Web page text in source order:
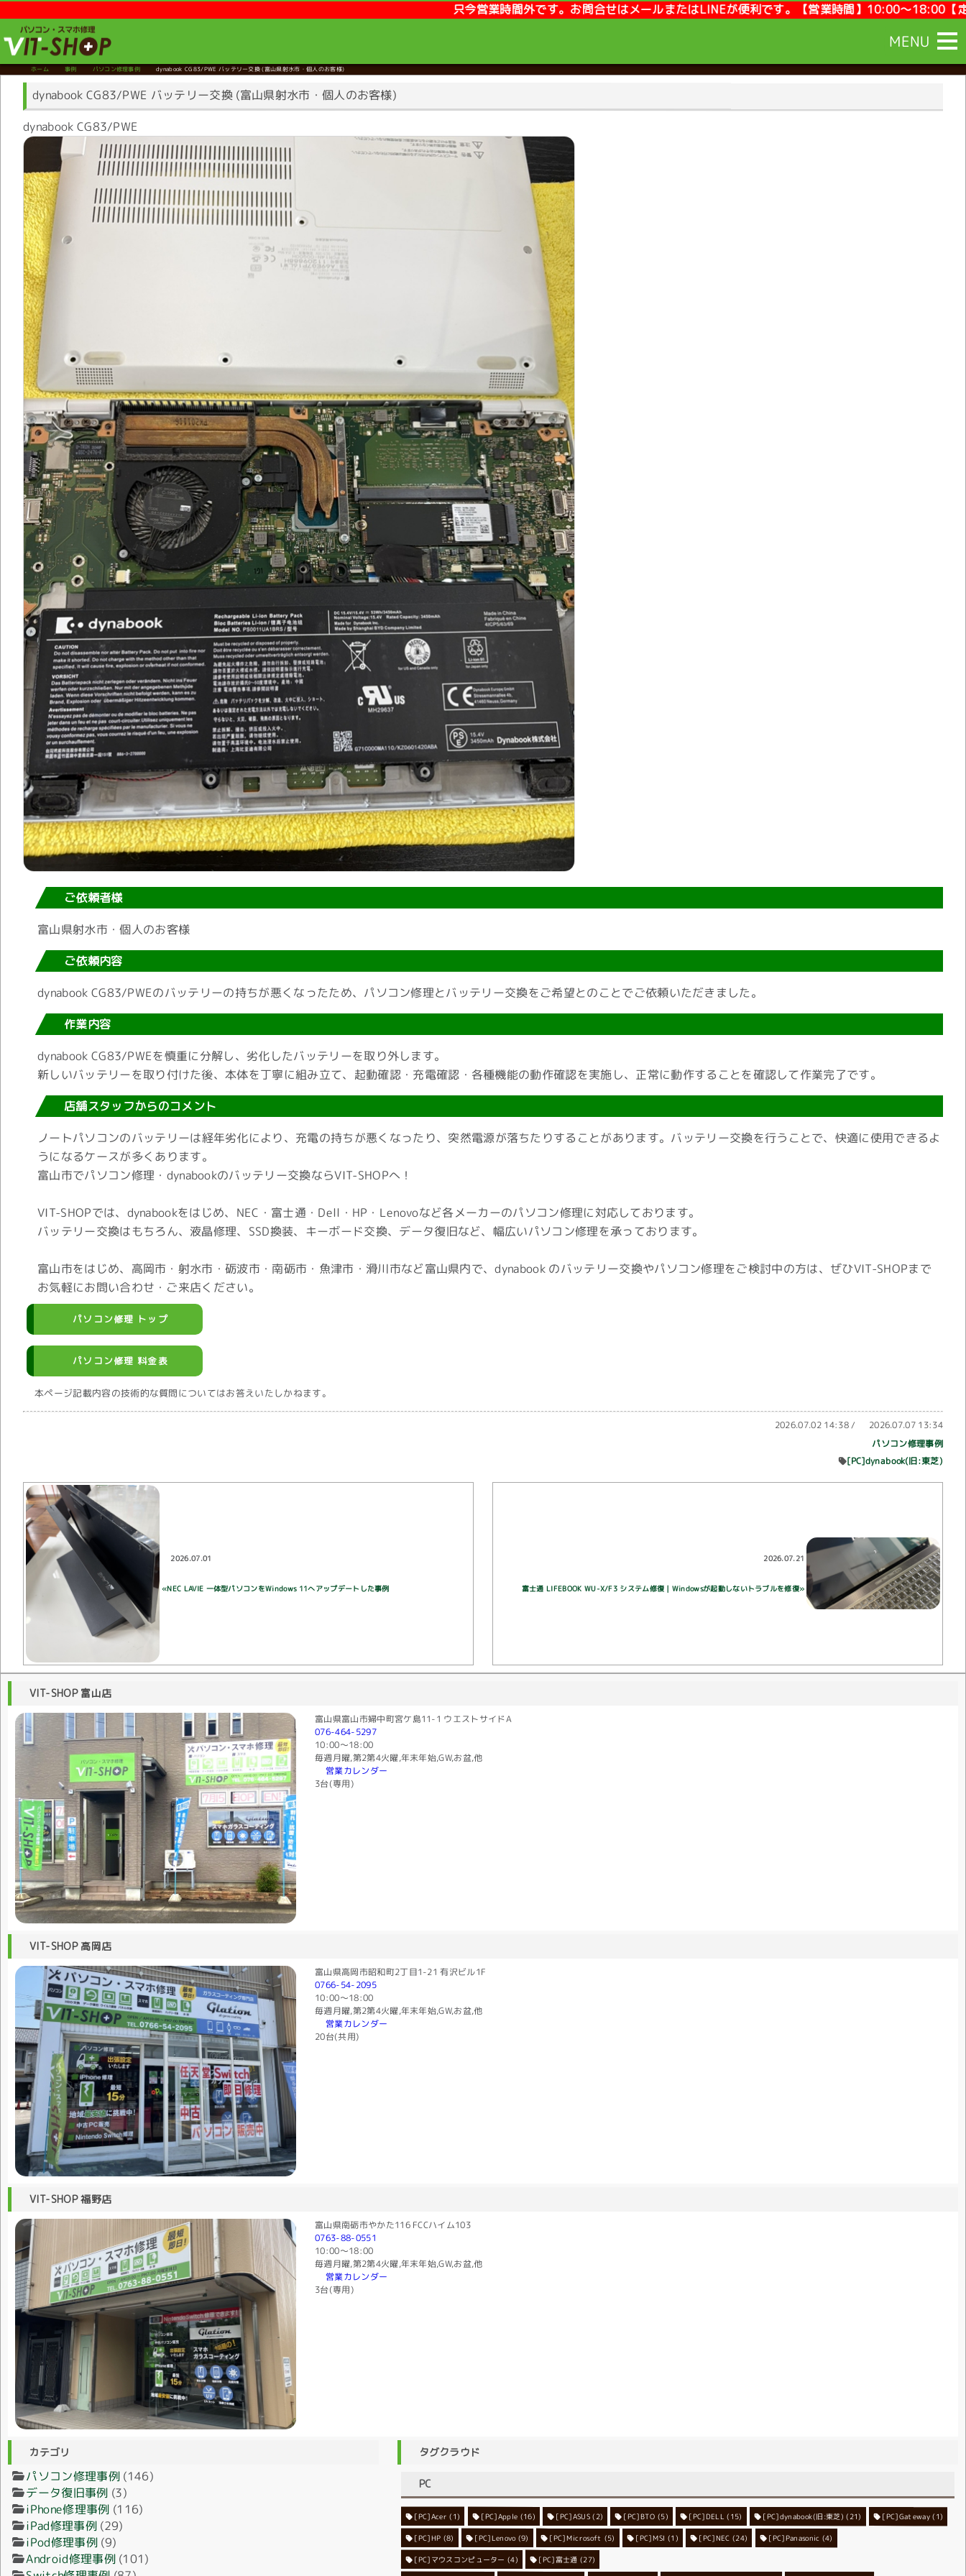
只今営業時間外です。お問合せはメールまたはLINEが便利です。【営業時間】10:00～18:00【定休日】毎週月曜,第2第4
MENU
ホーム 事例 パソコン修理事例 dynabook CG83/PWE バッテリー交換(富山県射水市・個人のお客様)
dynabook CG83/PWE バッテリー交換 (富山県射水市・個人のお客様)
dynabook CG83/PWE
ご依頼者様
富山県射水市・個人のお客様
ご依頼内容
dynabook CG83/PWEのバッテリーの持ちが悪くなったため、パソコン修理とバッテリー交換をご希望とのことでご依頼いただきました。
作業内容
dynabook CG83/PWEを慎重に分解し、劣化したバッテリーを取り外します。
新しいバッテリーを取り付けた後、本体を丁寧に組み立て、起動確認・充電確認・各種機能の動作確認を実施し、正常に動作することを確認して作業完了です。
店舗スタッフからのコメント
ノートパソコンのバッテリーは経年劣化により、充電の持ちが悪くなったり、突然電源が落ちたりすることがあります。バッテリー交換を行うことで、快適に使用できるよ
うになるケースが多くあります。
富山市でパソコン修理・dynabookのバッテリー交換ならVIT-SHOPへ！
VIT-SHOPでは、dynabookをはじめ、NEC・富士通・Dell・HP・Lenovoなど各メーカーのパソコン修理に対応しております。
バッテリー交換はもちろん、液晶修理、SSD換装、キーボード交換、データ復旧など、幅広いパソコン修理を承っております。
富山市をはじめ、高岡市・射水市・砺波市・南砺市・魚津市・滑川市など富山県内で、dynabook のバッテリー交換やパソコン修理をご検討中の方は、ぜひVIT-SHOPまで
お気軽にお問い合わせ・ご来店ください。
パソコン修理 トップ
パソコン修理 料金表
本ページ記載内容の技術的な質問についてはお答えいたしかねます。
2026.07.02 14:38/ 2026.07.07 13:34
パソコン修理事例
[PC]dynabook(旧:東芝)
2026.07.01
«NEC LAVIE 一体型パソコンをWindows 11へアップデートした事例
2026.07.21
富士通 LIFEBOOK WU-X/F3 システム修復｜Windowsが起動しないトラブルを修復»
VIT-SHOP 富山店
富山県富山市婦中町宮ケ島11-1 ウエストサイドA
076-464-5297
10:00〜18:00
毎週月曜,第2第4火曜,年末年始,GW,お盆,他
営業カレンダー
3台(専用)
VIT-SHOP 高岡店
富山県高岡市昭和町2丁目1-21 有沢ビル1F
0766-54-2095
10:00〜18:00
毎週月曜,第2第4火曜,年末年始,GW,お盆,他
営業カレンダー
20台(共用)
VIT-SHOP 福野店
富山県南砺市やかた116 FCCハイム103
0763-88-0551
10:00〜18:00
毎週月曜,第2第4火曜,年末年始,GW,お盆,他
営業カレンダー
3台(専用)
カテゴリ
パソコン修理事例(146)
データ復旧事例 (3)
iPhone修理事例 (116)
iPad修理事例(29)
iPod修理事例(9)
Android修理事例(101)
タグクラウド
PC
[PC]Acer (1) [PC]Apple(16) [PC]ASUS(2) [PC]BTO (5) [PC]DELL (15) [PC]dynabook(旧:東芝) (21) [PC]Gateway (1)
[PC]HP (8) [PC]Lenovo(9) [PC]Microsoft (5) [PC]MSI (1) [PC]NEC (24) [PC]Panasonic (4)
[PC]マウスコンピューター (4) [PC]富士通 (27)